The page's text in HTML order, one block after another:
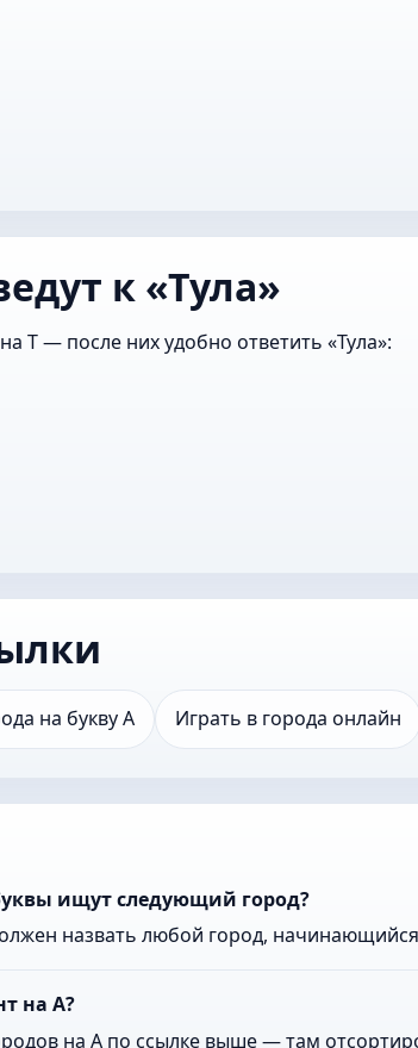
к «Тула»
Т — после них удобно ответить «Тула»:
на букву А Играть в города онлайн
ищут следующий город?
назвать любой город,
на А?
на А по ссылке выше — там